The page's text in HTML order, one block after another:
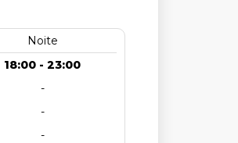
Noite
18:00 - 23:00
-
-
-